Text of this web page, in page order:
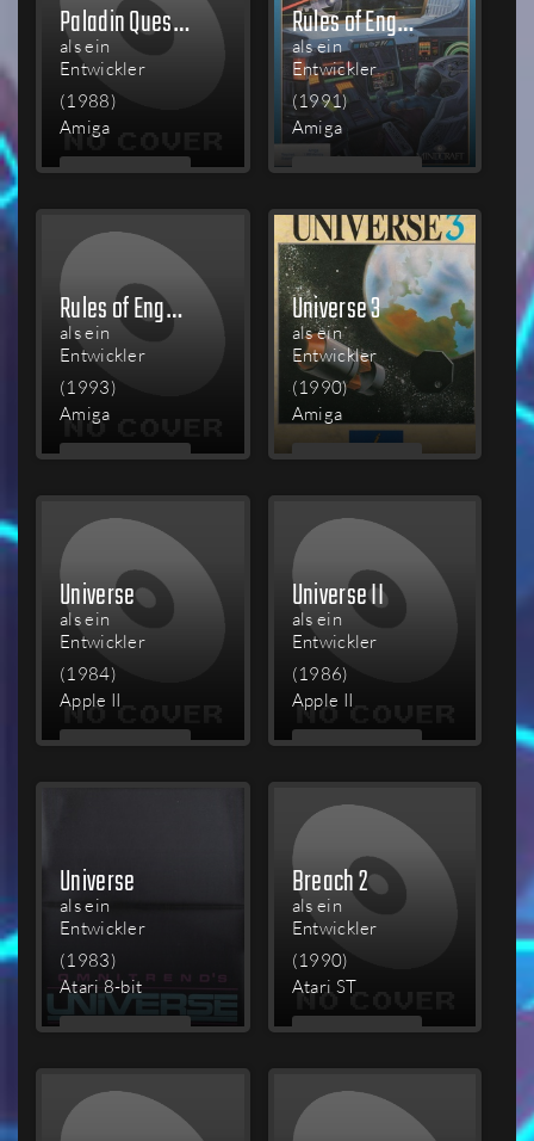
Paladin Quest Disk: The Scrolls of Talmouth
als ein
Entwickler
(1988)
Amiga
MEHR
Rules of Engagement
als ein
Entwickler
(1991)
Amiga
MEHR
Rules of Engagement 2
als ein
Entwickler
(1993)
Amiga
MEHR
Universe 3
als ein
Entwickler
(1990)
Amiga
MEHR
Universe
als ein
Entwickler
(1984)
Apple II
MEHR
Universe II
als ein
Entwickler
(1986)
Apple II
MEHR
Universe
als ein
Entwickler
(1983)
Atari 8-bit
MEHR
Breach 2
als ein
Entwickler
(1990)
Atari ST
MEHR